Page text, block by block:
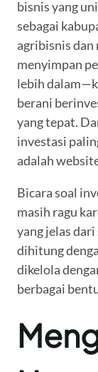
bisnis yang
sebagai
agribisnis
menyimpan
lebih
berani
yang tepat.
investasi
adalah
Bicara soal
masih ragu
yang jelas
dihitung
dikelola
berbagai